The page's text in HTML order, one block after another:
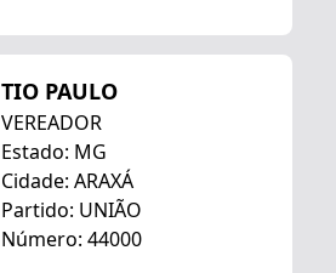
TIO PAULO
VEREADOR
Estado: MG
Cidade: ARAXÁ
Partido: UNIÃO
Número: 44000